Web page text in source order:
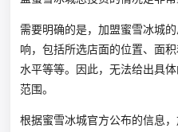
需要明确的是，加盟蜜雪冰城
响，包括所选店面的位置、面
水平等等。因此，无法给出具
范围。
根据蜜雪冰城官方公布的信息